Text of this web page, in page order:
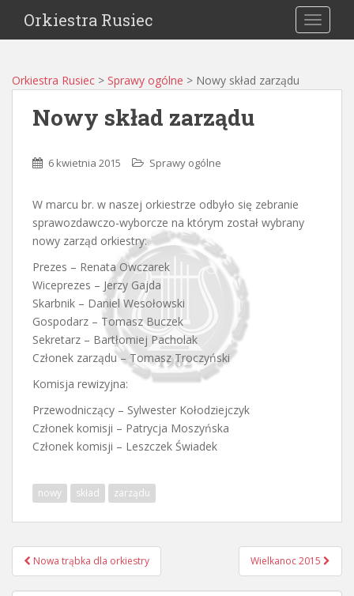
Orkiestra Rusiec
Orkiestra Rusiec > Sprawy ogólne > Nowy skład zarządu
Nowy skład zarządu
6 kwietnia 2015 Sprawy ogólne
W marcu br. w naszej orkiestrze odbyło się zebranie
sprawozdawczo-wyborcze na którym został wybrany
nowy zarząd orkiestry:
Prezes – Renata Owczarek
Wiceprezes – Jerzy Gajda
Skarbnik – Daniel Wesołowski
Gospodarz – Tomasz Buczek
Sekretarz – Bartłomiej Pacholak
Członek zarządu – Tomasz Troczyński
Komisja rewizyjna:
Przewodniczący – Sylwester Kołodziejczyk
Członek komisji – Patrycja Moszyńska
Członek komisji – Leszczek Świadek
nowy skład zarządu
Nawigacja
postu
Nowa trąbka dla orkiestry Wielkanoc 2015